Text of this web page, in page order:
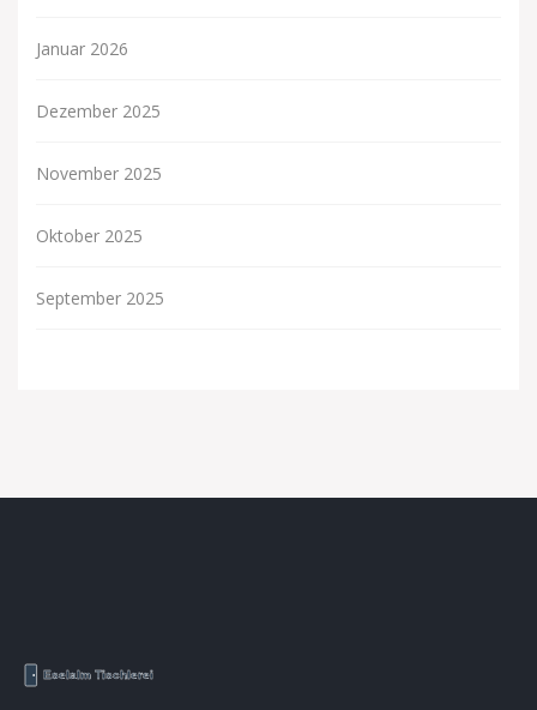
Januar 2026
Dezember 2025
November 2025
Oktober 2025
September 2025